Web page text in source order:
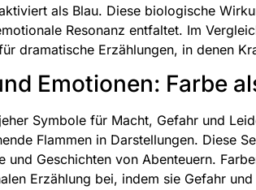
als Blau. Diese biologische
Resonanz entfaltet. Im
dramatische Erzählungen, in denen
Emotionen: Farbe
Symbole für Macht, Gefahr und
Flammen in Darstellungen. Diese
und Geschichten von Abenteuern.
Erzählung bei, indem sie Gefahr